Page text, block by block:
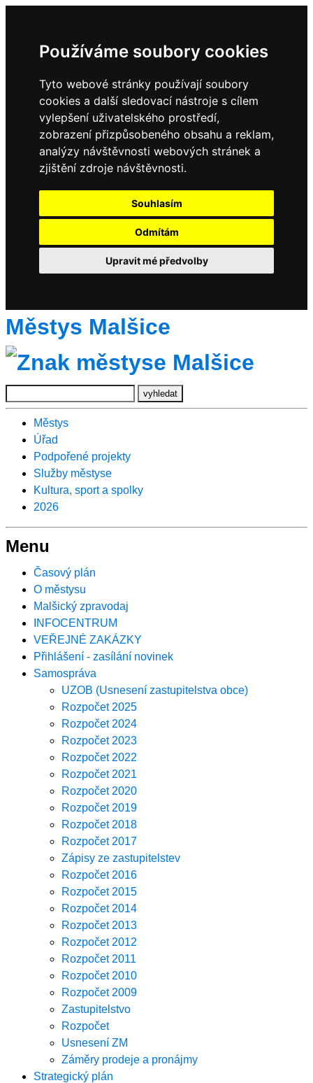
Používáme soubory cookies
Tyto webové stránky používají soubory
cookies a další sledovací nástroje s cílem
vylepšení uživatelského prostředí,
zobrazení přizpůsobeného obsahu a reklam,
analýzy návštěvnosti webových stránek a
zjištění zdroje návštěvnosti.
Souhlasím
Odmítám
Upravit mé předvolby
Městys Malšice
Městys
Úřad
Podpořené projekty
Služby městyse
Kultura, sport a spolky
2026
Menu
Časový plán
O městysu
Malšický zpravodaj
INFOCENTRUM
VEŘEJNÉ ZAKÁZKY
Přihlášení - zasílání novinek
Samospráva
UZOB (Usnesení zastupitelstva obce)
Rozpočet 2025
Rozpočet 2024
Rozpočet 2023
Rozpočet 2022
Rozpočet 2021
Rozpočet 2020
Rozpočet 2019
Rozpočet 2018
Rozpočet 2017
Zápisy ze zastupitelstev
Rozpočet 2016
Rozpočet 2015
Rozpočet 2014
Rozpočet 2013
Rozpočet 2012
Rozpočet 2011
Rozpočet 2010
Rozpočet 2009
Zastupitelstvo
Rozpočet
Usnesení ZM
Záměry prodeje a pronájmy
Strategický plán